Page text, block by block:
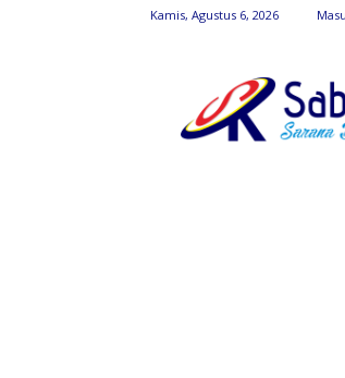
Kamis, Agustus 6, 2026